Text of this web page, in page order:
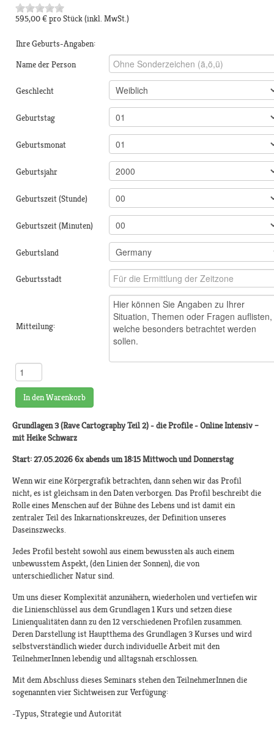
595,00 €pro Stück(inkl. MwSt.)
Ihre Geburts-Angaben:
Name der Person
Geschlecht
Geburtstag
Geburtsmonat
Geburtsjahr
Geburtszeit (Stunde)
Geburtszeit (Minuten)
Geburtsland
Geburtsstadt
Mitteilung:
In den Warenkorb
Grundlagen 3 (Rave Cartography Teil 2) - die Profile -Online Intensiv –
mit Heike Schwarz
Start: 27.05.2026 6x abends um 18:15 Mittwoch und Donnerstag
Wenn wir eine Körpergrafik betrachten, dann sehen wir das Profil
nicht, es ist gleichsam in den Daten verborgen. Das Profil beschreibt die
Rolle eines Menschen auf der Bühne des Lebens und ist damit ein
zentraler Teil des Inkarnationskreuzes, der Definition unseres
Daseinszwecks.
Jedes Profil besteht sowohl aus einem bewussten als auch einem
unbewusstem Aspekt, (den Linien der Sonnen), die von
unterschiedlicher Natur sind.
Um uns dieser Komplexität anzunähern, wiederholen und vertiefen wir
die Linienschlüssel aus dem Grundlagen 1 Kurs und setzen diese
Linienqualitäten dann zu den 12 verschiedenen Profilen zusammen.
Deren Darstellung ist Hauptthema des Grundlagen 3 Kurses und wird
selbstverständlich wieder durch individuelle Arbeit mit den
TeilnehmerInnen lebendig und alltagsnah erschlossen.
Mit dem Abschluss dieses Seminars stehen den TeilnehmerInnen die
sogenannten vier Sichtweisen zur Verfügung:
-Typus, Strategie und Autorität